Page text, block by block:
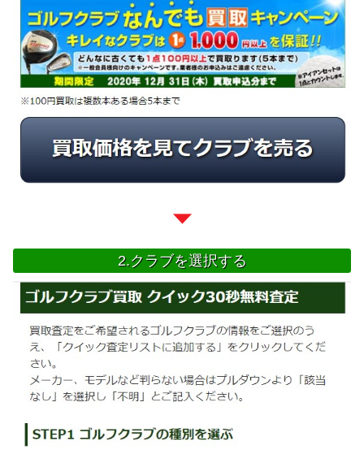
2.クラブを選択する